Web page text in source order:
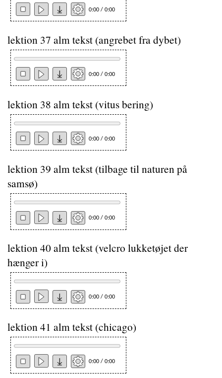
0:00 / 0:00
lektion 37 alm tekst (angrebet fra dybet)
0:00 / 0:00
lektion 38 alm tekst (vitus bering)
0:00 / 0:00
lektion 39 alm tekst (tilbage til naturen på
samsø)
0:00 / 0:00
lektion 40 alm tekst (velcro lukketøjet der
hænger i)
0:00 / 0:00
lektion 41 alm tekst (chicago)
0:00 / 0:00